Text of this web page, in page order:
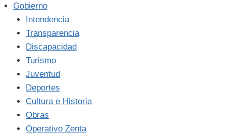
Gobierno
Intendencia
Transparencia
Discapacidad
Turismo
Juventud
Deportes
Cultura e Historia
Obras
Operativo Zenta